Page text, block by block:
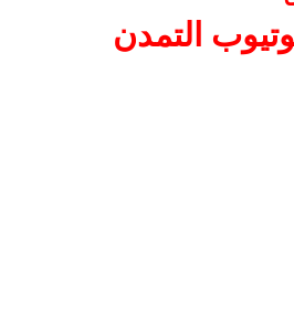
التمدن